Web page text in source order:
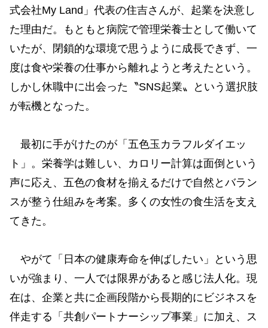
式会社My Land」代表の住吉さんが、起業を決意し
た理由だ。もともと病院で管理栄養士として働いて
いたが、閉鎖的な環境で思うように成長できず、一
度は食や栄養の仕事から離れようと考えたという。
しかし休職中に出会った〝SNS起業〟という選択肢
が転機となった。
最初に手がけたのが「五色玉カラフルダイエッ
ト」。栄養学は難しい、カロリー計算は面倒という
声に応え、五色の食材を揃えるだけで自然とバラン
スが整う仕組みを考案。多くの女性の食生活を支え
てきた。
やがて「日本の健康寿命を伸ばしたい」という思
いが強まり、一人では限界があると感じ法人化。現
在は、企業と共に企画段階から長期的にビジネスを
伴走する「共創パートナーシップ事業」に加え、ス